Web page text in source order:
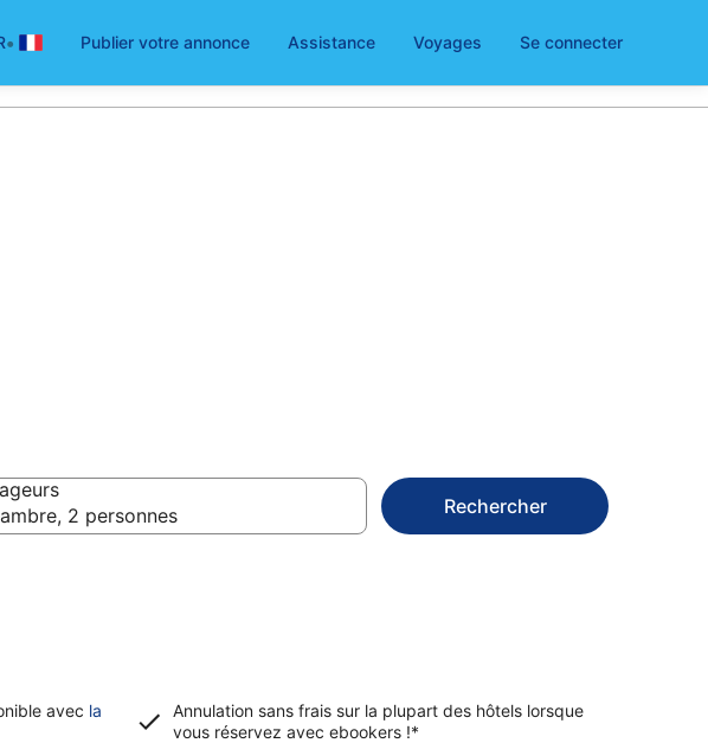
• Publier votre annonce Assistance Voyages Se connecter
2 personnes
Rechercher
avec la
Annulation sans frais sur la plupart des hôtels lorsque
vous réservez avec ebookers !*